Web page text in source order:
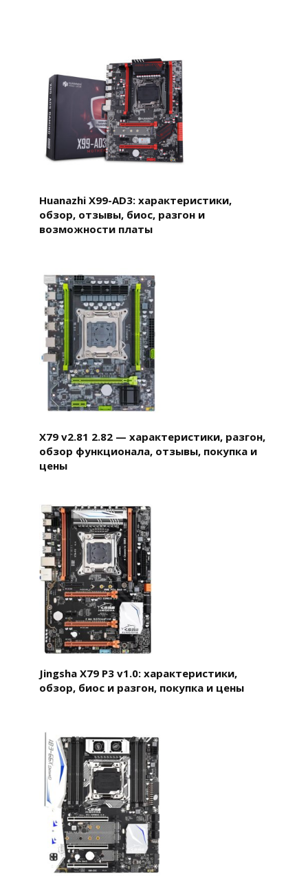
Huanazhi X99-AD3: характеристики,
обзор, отзывы, биос, разгон и
возможности платы
X79 v2.81 2.82 — характеристики, разгон,
обзор функционала, отзывы, покупка и
цены
Jingsha X79 P3 v1.0: характеристики,
обзор, биос и разгон, покупка и цены